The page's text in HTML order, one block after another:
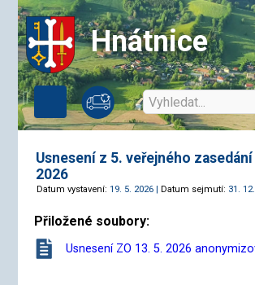
Hnátnice
Usnesení z 5. veřejného zasedání
2026
Datum vystavení: 19. 5. 2026 | Datum sejmutí: 31.
Přiložené soubory:
Usnesení ZO 13. 5. 2026